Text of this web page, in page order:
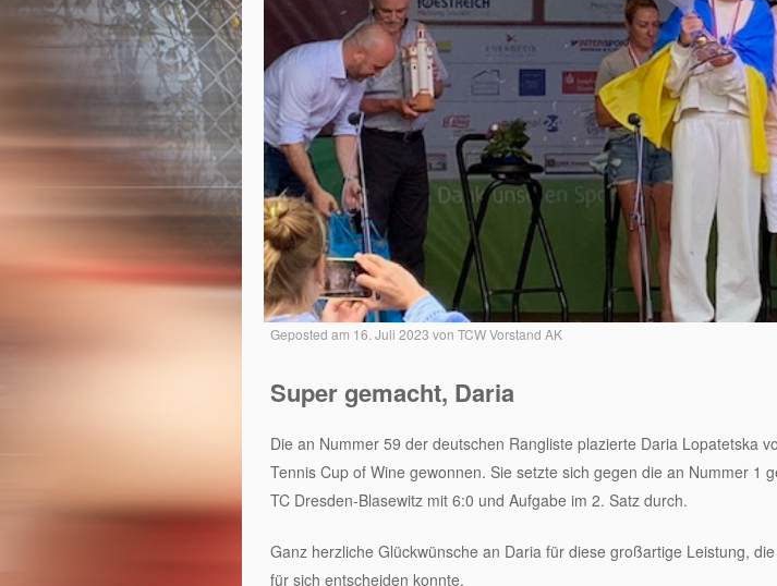
Geposted am 16. Juli 2023 von TCW Vorstand AK
Super gemacht, Daria
Die an Nummer 59 der deutschen Rangliste plazierte Daria Lopatetska
Tennis Cup of Wine gewonnen. Sie setzte sich gegen die an Nummer 1
TC Dresden-Blasewitz mit 6:0 und Aufgabe im 2. Satz durch.
Ganz herzliche Glückwünsche an Daria für diese großartige Leistung,
für sich entscheiden konnte.